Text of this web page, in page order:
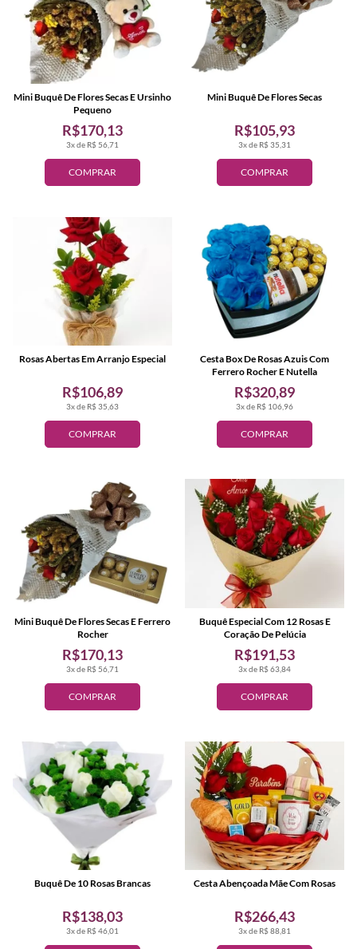
COMPRAR
3x de R$ 56,71
R$170,13
Mini Buquê De Flores Secas E Ursinho
Pequeno
COMPRAR
3x de R$ 35,31
R$105,93
Mini Buquê De Flores Secas
COMPRAR
3x de R$ 35,63
R$106,89
Rosas Abertas Em Arranjo Especial
COMPRAR
3x de R$ 106,96
R$320,89
Cesta Box De Rosas Azuis Com
Ferrero Rocher E Nutella
COMPRAR
3x de R$ 56,71
R$170,13
Mini Buquê De Flores Secas E Ferrero
Rocher
COMPRAR
3x de R$ 63,84
R$191,53
Buquê Especial Com 12 Rosas E
Coração De Pelúcia
3x de R$ 46,01
R$138,03
Buquê De 10 Rosas Brancas
3x de R$ 88,81
R$266,43
Cesta Abençoada Mãe Com Rosas